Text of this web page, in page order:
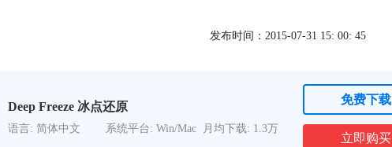
发布时间：2015-07-31 15: 00: 45
Deep Freeze 冰点还原
语言: 简体中文 系统平台: Win/Mac 月均下载: 1.3万
免费下载
立即购买